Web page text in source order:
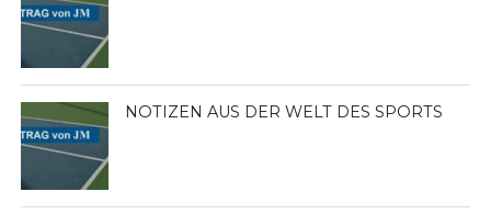
NOTIZEN AUS DER WELT DES SPORTS